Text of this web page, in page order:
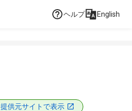
ヘルプ English
提供元サイトで表示